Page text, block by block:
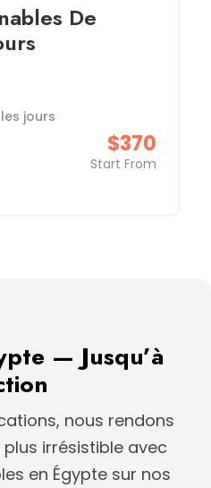
De
$370
Start From
jours
— Jusqu’à
nous rendons
irrésistible avec
en Égypte sur nos